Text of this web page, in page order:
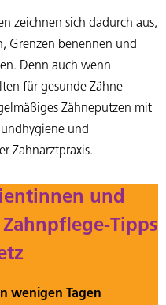
zeichnen sich dadurch aus,
Grenzen benennen und
Denn auch wenn
für gesunde Zähne
Zähneputzen mit
und
Zahnarztpraxis.
und
Tipps
wenigen Tagen